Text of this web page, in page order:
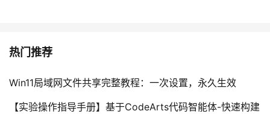
热门推荐
Win11局域网文件共享完整教程：一次设置，永久生效
【实验操作指导手册】基于CodeArts代码智能体-快速构建